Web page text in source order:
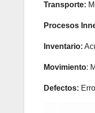
Transporte:
Procesos
Inventario:
Movimiento:
Defectos: